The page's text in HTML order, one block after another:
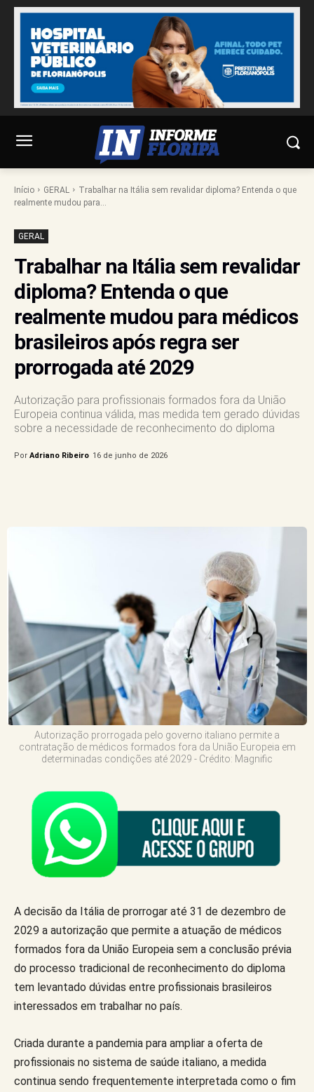
Início GERAL
Trabalhar na Itália sem revalidar diploma? Entenda o que
realmente mudou para...
GERAL
Trabalhar na Itália sem revalidar
diploma? Entenda o que
realmente mudou para médicos
brasileiros após regra ser
prorrogada até 2029
Autorização para profissionais formados fora da União
Europeia continua válida, mas medida tem gerado dúvidas
sobre a necessidade de reconhecimento do diploma
Por Adriano Ribeiro 16 de junho de 2026
Autorização prorrogada pelo governo italiano permite a
contratação de médicos formados fora da União Europeia em
determinadas condições até 2029 - Crédito: Magnific
A decisão da Itália de prorrogar até 31 de dezembro de
2029 a autorização que permite a atuação de médicos
formados fora da União Europeia sem a conclusão prévia
do processo tradicional de reconhecimento do diploma
tem levantado dúvidas entre profissionais brasileiros
interessados em trabalhar no país.
Criada durante a pandemia para ampliar a oferta de
profissionais no sistema de saúde italiano, a medida
continua sendo frequentemente interpretada como o fim